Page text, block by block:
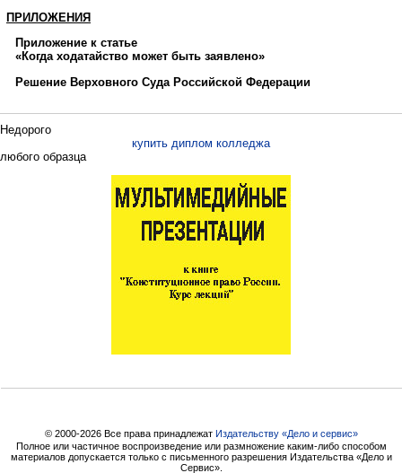
ПРИЛОЖЕНИЯ
Приложение к статье
«Когда ходатайство может быть заявлено»
Решение Верховного Суда Российской Федерации
Недорого
купить диплом колледжа
любого образца
© 2000-2026 Все права принадлежат Издательству «Дело и cервис»
Полное или частичное воспроизведение или размножение каким-либо способом
материалов допускается только с письменного разрешения Издательства «Дело и
Сервис».